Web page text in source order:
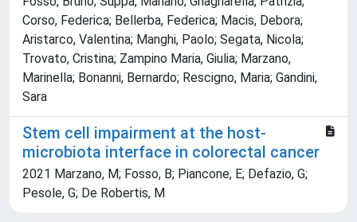
Corso, Federica; Bellerba, Federica; Macis, Debora;
Aristarco, Valentina; Manghi, Paolo; Segata, Nicola;
Trovato, Cristina; Zampino Maria, Giulia; Marzano,
Marinella; Bonanni, Bernardo; Rescigno, Maria; Gandini,
Sara
Stem cell impairment at the host-
microbiota interface in colorectal cancer
2021 Marzano, M; Fosso, B; Piancone, E; Defazio, G;
Pesole, G; De Robertis, M